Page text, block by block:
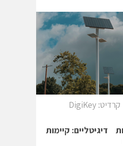
קרדיט: DigiKey
דיגיטליים: קיימות